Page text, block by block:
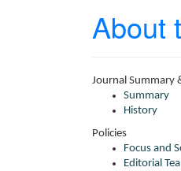
About
Journal Summary
Summary
History
Policies
Focus and
Editorial